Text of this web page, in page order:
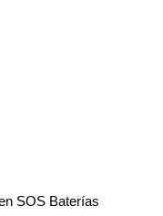
SOS Baterías